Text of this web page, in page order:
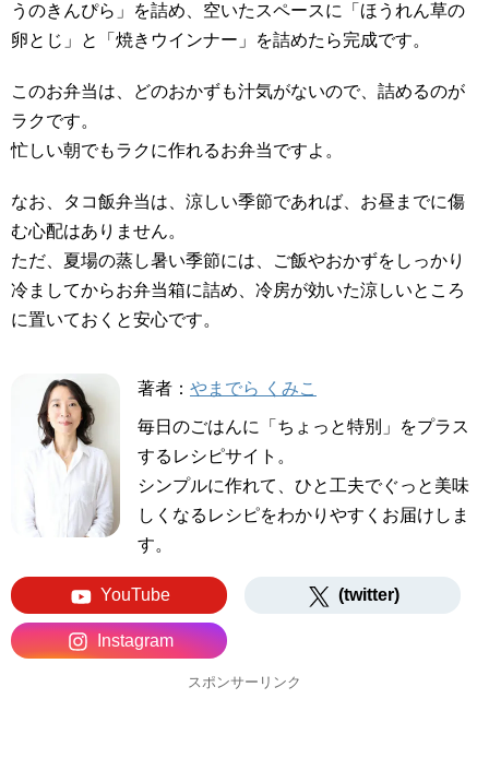
うのきんぴら」を詰め、空いたスペースに「ほうれん草の
卵とじ」と「焼きウインナー」を詰めたら完成です。
このお弁当は、どのおかずも汁気がないので、詰めるのが
ラクです。
忙しい朝でもラクに作れるお弁当ですよ。
なお、タコ飯弁当は、涼しい季節であれば、お昼までに傷
む心配はありません。
ただ、夏場の蒸し暑い季節には、ご飯やおかずをしっかり
冷ましてからお弁当箱に詰め、冷房が効いた涼しいところ
に置いておくと安心です。
著者： やまでら くみこ
毎日のごはんに「ちょっと特別」をプラス
するレシピサイト。
シンプルに作れて、ひと工夫でぐっと美味
しくなるレシピをわかりやすくお届けしま
す。
YouTube (twitter)
Instagram
スポンサーリンク